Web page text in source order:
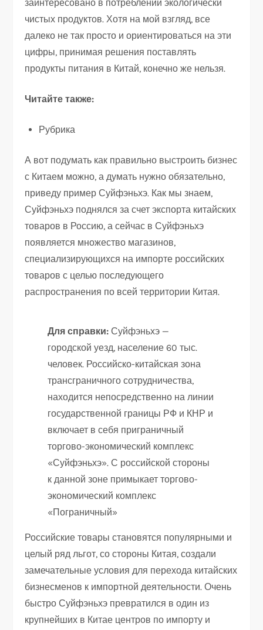
заинтересовано в потреблении экологически
чистых продуктов. Хотя на мой взгляд, все
далеко не так просто и ориентироваться на эти
цифры, принимая решения поставлять
продукты питания в Китай, конечно же нельзя.
Читайте также:
Рубрика
А вот подумать как правильно выстроить бизнес
с Китаем можно, а думать нужно обязательно,
приведу пример Суйфэньхэ. Как мы знаем,
Суйфэньхэ поднялся за счет экспорта китайских
товаров в Россию, а сейчас в Суйфэньхэ
появляется множество магазинов,
специализирующихся на импорте российских
товаров с целью последующего
распространения по всей территории Китая.
Для справки:Суйфэньхэ —
городской уезд, население 60 тыс.
человек. Российско-китайская зона
трансграничного сотрудничества,
находится непосредственно на линии
государственной границы РФ и КНР и
включает в себя приграничный
торгово-экономический комплекс
«Суйфэньхэ». С российской стороны
к данной зоне примыкает торгово-
экономический комплекс
«Пограничный»
Российские товары становятся популярными и
целый ряд льгот, со стороны Китая, создали
замечательные условия для перехода китайских
бизнесменов к импортной деятельности. Очень
быстро Суйфэньхэ превратился в один из
крупнейших в Китае центров по импорту и